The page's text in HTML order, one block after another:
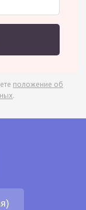
положение об
.